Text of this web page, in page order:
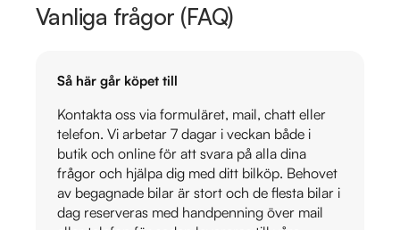
Vanliga frågor (FAQ)
Så här går köpet till
Kontakta oss via formuläret, mail, chatt eller
telefon. Vi arbetar 7 dagar i veckan både i
butik och online för att svara på alla dina
frågor och hjälpa dig med ditt bilköp. Behovet
av begagnade bilar är stort och de flesta bilar i
dag reserveras med handpenning över mail